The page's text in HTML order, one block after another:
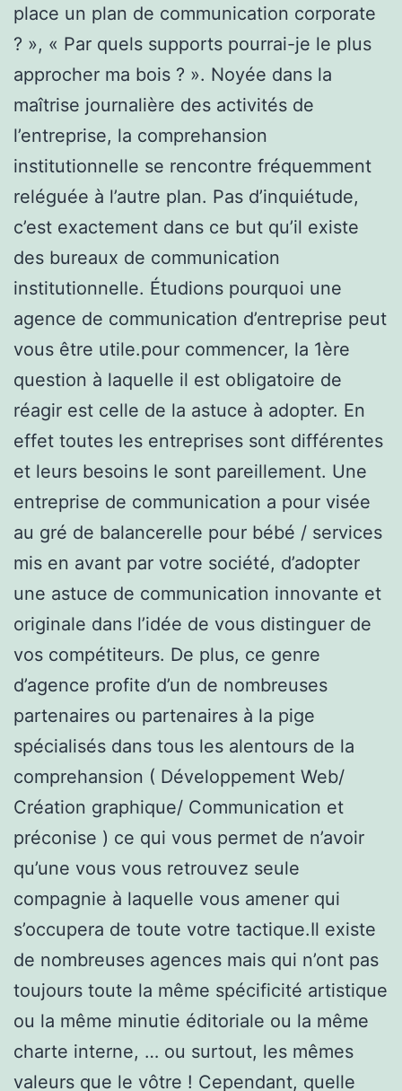
place un plan de communication corporate
? », « Par quels supports pourrai-je le plus
approcher ma bois ? ». Noyée dans la
maîtrise journalière des activités de
l’entreprise, la comprehansion
institutionnelle se rencontre fréquemment
reléguée à l’autre plan. Pas d’inquiétude,
c’est exactement dans ce but qu’il existe
des bureaux de communication
institutionnelle. Étudions pourquoi une
agence de communication d’entreprise peut
vous être utile.pour commencer, la 1ère
question à laquelle il est obligatoire de
réagir est celle de la astuce à adopter. En
effet toutes les entreprises sont différentes
et leurs besoins le sont pareillement. Une
entreprise de communication a pour visée
au gré de balancerelle pour bébé / services
mis en avant par votre société, d’adopter
une astuce de communication innovante et
originale dans l’idée de vous distinguer de
vos compétiteurs. De plus, ce genre
d’agence profite d’un de nombreuses
partenaires ou partenaires à la pige
spécialisés dans tous les alentours de la
comprehansion ( Développement Web/
Création graphique/ Communication et
préconise ) ce qui vous permet de n’avoir
qu’une vous vous retrouvez seule
compagnie à laquelle vous amener qui
s’occupera de toute votre tactique.Il existe
de nombreuses agences mais qui n’ont pas
toujours toute la même spécificité artistique
ou la même minutie éditoriale ou la même
charte interne, … ou surtout, les mêmes
valeurs que le vôtre ! Cependant, quelle